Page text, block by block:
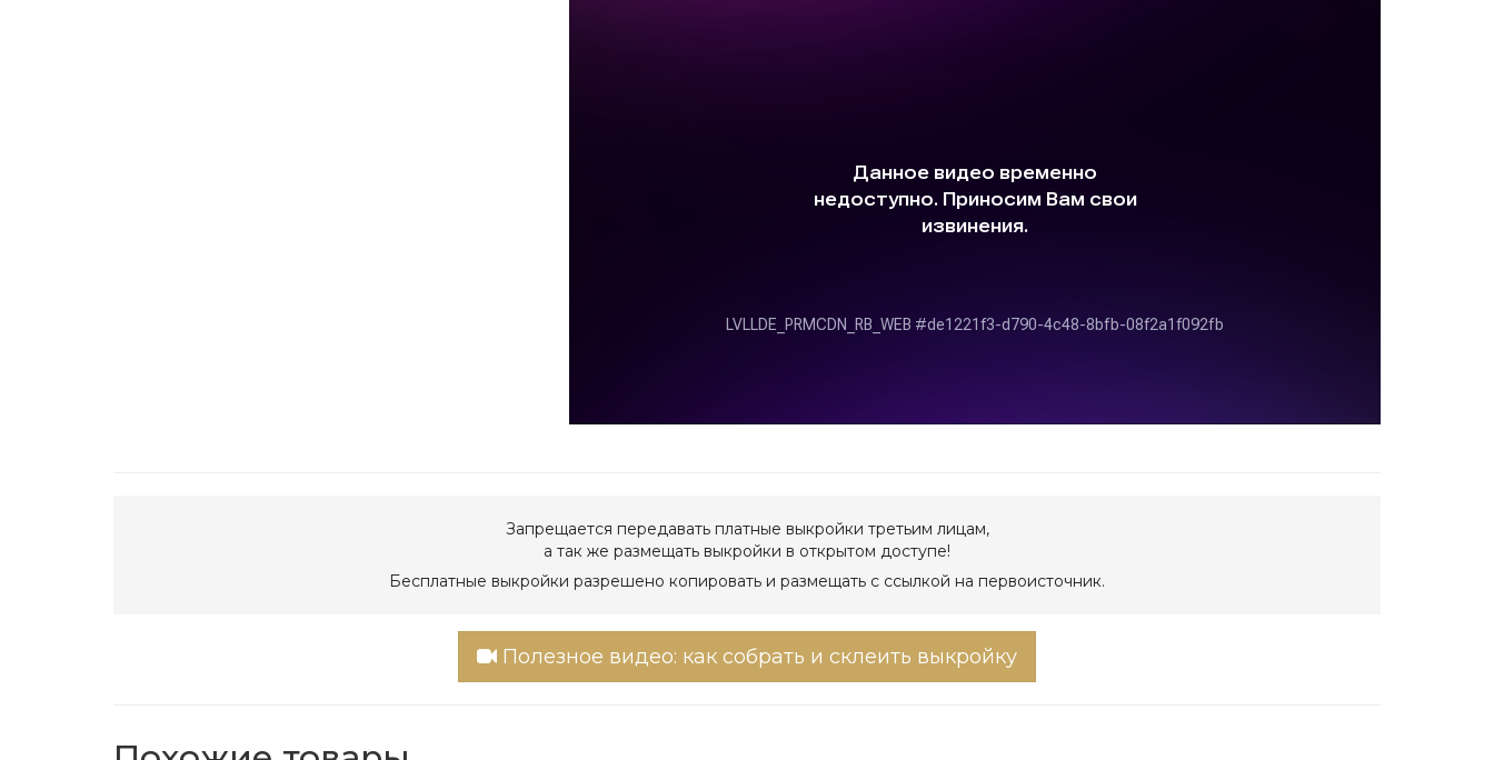
Запрещается передавать платные выкройки третьим лицам,
а так же размещать выкройки в открытом доступе!
Бесплатные выкройки разрешено копировать и размещать с ссылкой на первоисточник.
Полезное видео: как собрать и склеить выкройку